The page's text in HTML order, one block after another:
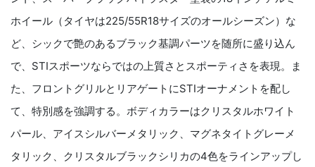
ホイール（タイヤは225/55R18サイズのオールシーズン）な
ど、シックで艶のあるブラック基調パーツを随所に盛り込ん
で、STIスポーツならではの上質さとスポーティさを表現。ま
た、フロントグリルとリアゲートにSTIオーナメントを配し
て、特別感を強調する。ボディカラーはクリスタルホワイト
パール、アイスシルバーメタリック、マグネタイトグレーメ
タリック、クリスタルブラックシリカの4色をラインアップし